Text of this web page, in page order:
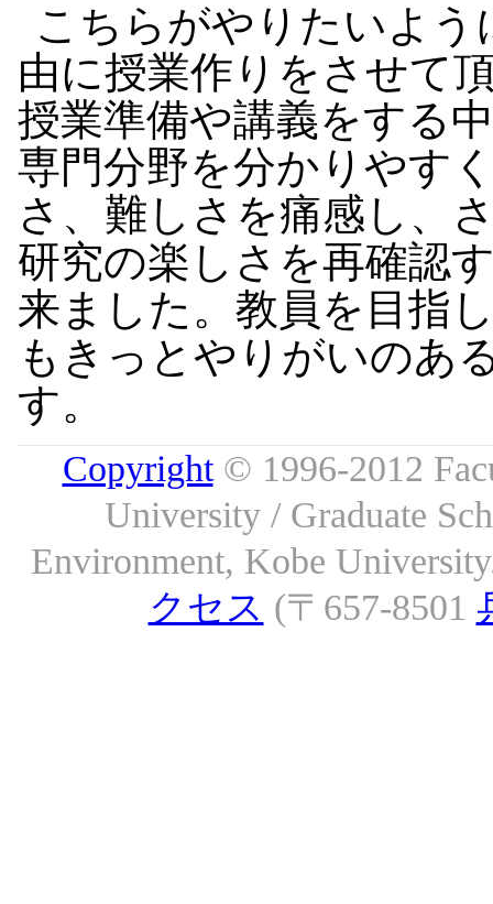
こちらがやりたいよう
由に授業作りをさせて
授業準備や講義をする
専門分野を分かりやす
さ、難しさを痛感し、
研究の楽しさを再確認
来ました。教員を目指
もきっとやりがいのあ
す。
Copyright© 1996-2012
University / Graduate
Environment, Kobe
クセス (〒657-8501